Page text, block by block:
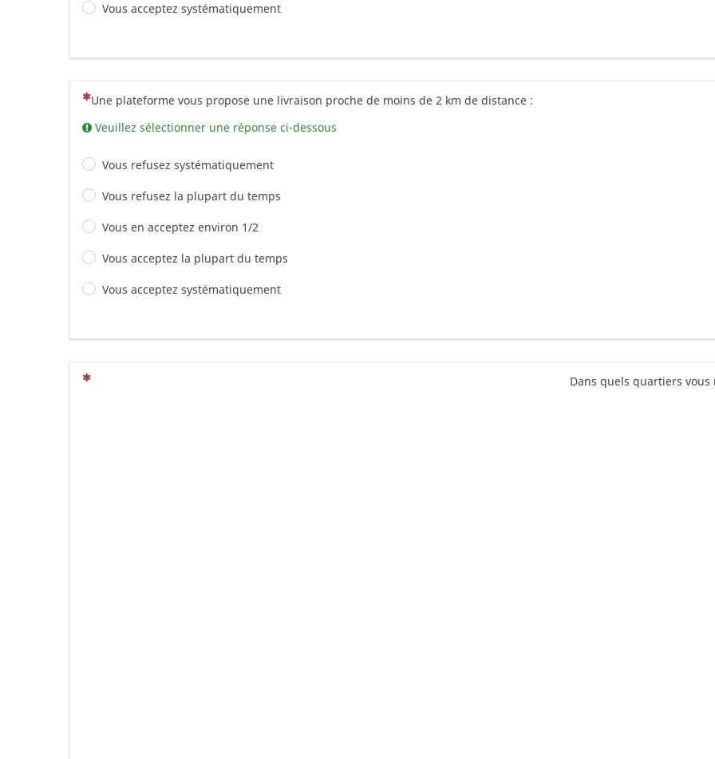
Vous acceptez systématiquement
(Cette question est obligatoire)
Une plateforme vous propose une livraison proche de moins de 2 km de distance :
Veuillez sélectionner une réponse ci-dessous
Vous refusez systématiquement
Vous refusez la plupart du temps
Vous en acceptez environ 1/2
Vous acceptez la plupart du temps
Vous acceptez systématiquement
(Cette question est obligatoire) Dans quels quartiers